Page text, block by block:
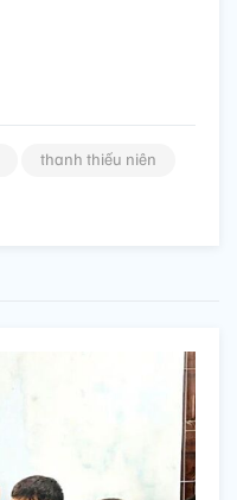
thanh thiếu niên